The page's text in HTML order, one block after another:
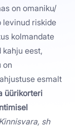
on omaniku/
levinud riskide
kolmandate
eest,
on
esmalt
üürikorteri
sh